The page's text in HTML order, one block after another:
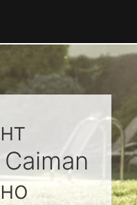
Caiman